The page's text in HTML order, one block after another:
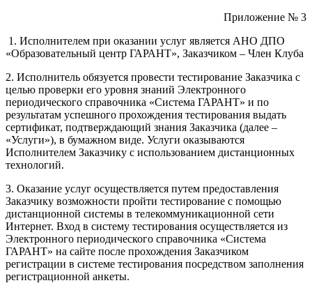
Приложение № 3
1. Исполнителем при оказании услуг является АНО ДПО
«Образовательный центр ГАРАНТ», Заказчиком – Член Клуба
2. Исполнитель обязуется провести тестирование Заказчика с
целью проверки его уровня знаний Электронного
периодического справочника «Система ГАРАНТ» и по
результатам успешного прохождения тестирования выдать
сертификат, подтверждающий знания Заказчика (далее –
«Услуги»), в бумажном виде. Услуги оказываются
Исполнителем Заказчику с использованием дистанционных
технологий.
3. Оказание услуг осуществляется путем предоставления
Заказчику возможности пройти тестирование с помощью
дистанционной системы в телекоммуникационной сети
Интернет. Вход в систему тестирования осуществляется из
Электронного периодического справочника «Система
ГАРАНТ» на сайте после прохождения Заказчиком
регистрации в системе тестирования посредством заполнения
регистрационной анкеты.